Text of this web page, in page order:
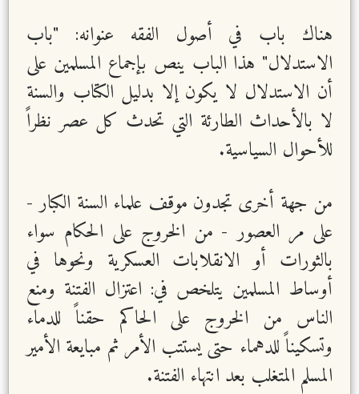
هناك باب في أصول الفقه عنوانه: "باب
الاستدلال" هذا الباب ينص بإجماع المسلمين على
أن الاستدلال لا يكون إلا بدليل الكتاب والسنة
لا بالأحداث الطارئة التي تحدث كل عصر نظراً
للأحوال السياسية.
من جهة أخرى تجدون موقف علماء السنة الكبار -
على مر العصور - من الخروج على الحكام سواء
بالثورات أو الانقلابات العسكرية ونحوها في
أوساط المسلمين يتلخص في: اعتزال الفتنة ومنع
الناس من الخروج على الحاكم حقناً للدماء
وتسكيناً للدهماء حتى يستتب الأمر ثم مبايعة الأمير
المسلم المتغلب بعد انتهاء الفتنة.